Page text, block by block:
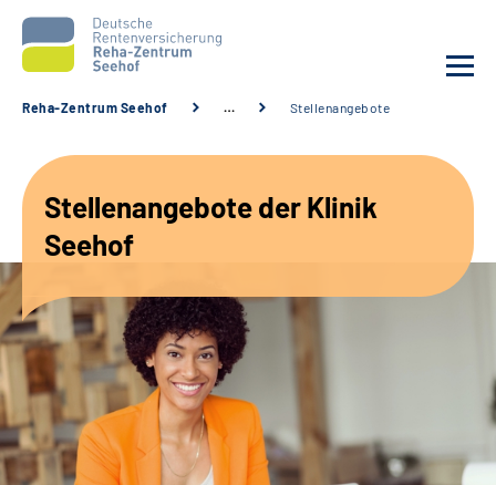
Unsere Angebote
Karriere
Sozialdienste & Zuweisende
Suche
Reha-Zentrum Seehof … Stellenangebote
Stellenangebote der Klinik
Seehof